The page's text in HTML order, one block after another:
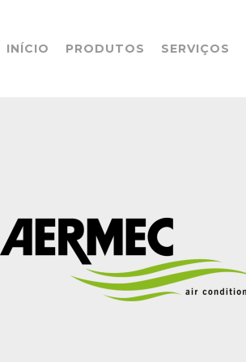
INÍCIO PRODUTOS SERVIÇOS